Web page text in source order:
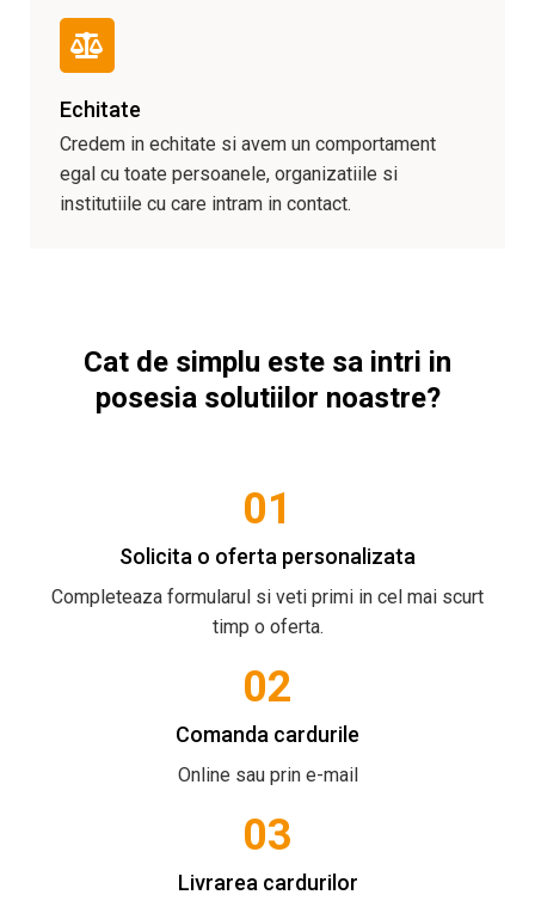
Echitate
Credem in echitate si avem un comportament
egal cu toate persoanele, organizatiile si
institutiile cu care intram in contact.
Cat de simplu este sa intri in
posesia solutiilor noastre?
01
Solicita o oferta personalizata
Completeaza formularul si veti primi in cel mai scurt
timp o oferta.
02
Comanda cardurile
Online sau prin e-mail
03
Livrarea cardurilor